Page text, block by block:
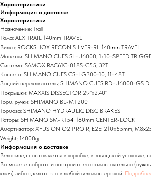
Характеристики
Информация о доставке
Характеристики
Назначение: Trail
Рама: ALX TRAIL 140mm TRAVEL
Вилка: ROCKSHOX RECON SILVER-RL 140mm TRAVEL
Манетки: SHIMANO CUES SL-U6000, 1x10-SPEED
Система: SAMOX RAC61C-018S-C55, 32T
Кассета: SHIMANO CUES CS-LG300-10, 11-48T
Задний переключатель: SHIMANO CUES RD-U6000-GS
Покрышки: MAXXIS DISSECTOR 29"x2.40"
Торм. ручки: SHIMANO BL-MT200
Тормоза: SHIMANO HYDRAULIC DISC BRAKES
Роторы: SHIMANO SM-RT54 180mm CENTER-LOCK
Амортизатор: XFUSION O2 PRO R, E2E: 210x55mm,
Weight: 14000g
Информация о доставке
Велосипед поставляется в коробке, в заводской упаковке,
Вы можете собрать и настроить его самостоятельно
ключ) либо сделать это в любой веломастерской.